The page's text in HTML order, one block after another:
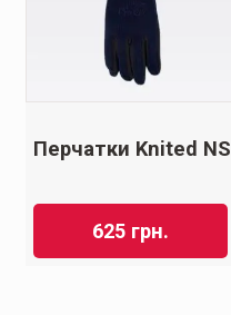
Перчатки Knited NS
625 грн.